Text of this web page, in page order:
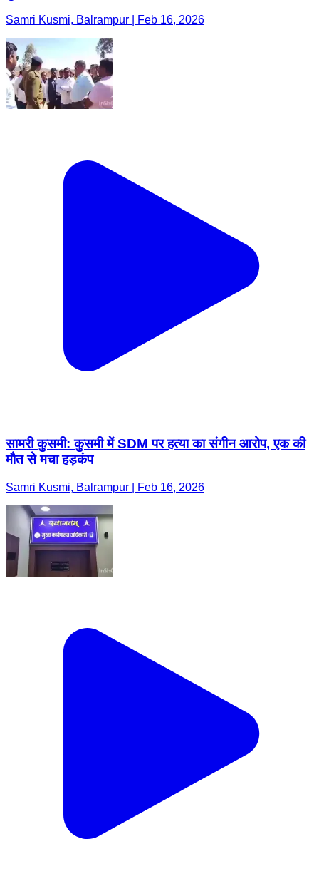
Samri Kusmi, Balrampur | Feb 16, 2026
सामरी कुसमी: कुसमी में SDM पर हत्या का संगीन आरोप, एक की
मौत से मचा हड़कंप
Samri Kusmi, Balrampur | Feb 16, 2026